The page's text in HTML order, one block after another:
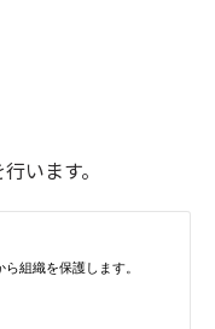
います。